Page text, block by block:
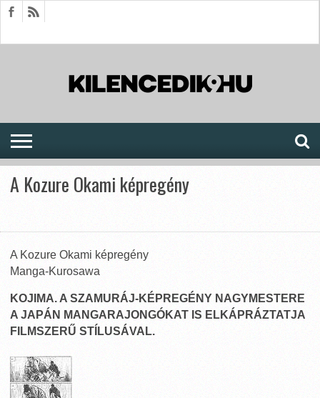
A Kozure Okami képregény
A Kozure Okami képregény
Manga-Kurosawa
KOJIMA. A SZAMURÁJ-KÉPREGÉNY NAGYMESTERE
A JAPÁN MANGARAJONGÓKAT IS ELKÁPRÁZTATJA
FILMSZERŰ STÍLUSÁVAL.